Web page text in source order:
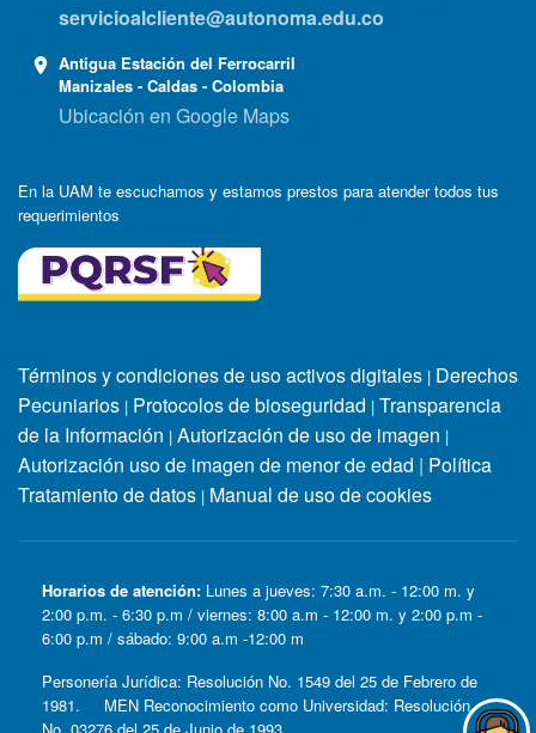
servicioalcliente@autonoma.edu.co
Antigua Estación del Ferrocarril
Manizales - Caldas - Colombia
Ubicación en Google Maps
En la UAM te escuchamos y estamos prestos para atender todos tus
requerimientos
Términos y condiciones de uso activos digitales | Derechos
Pecuniarios | Protocolos de bioseguridad | Transparencia
de la Información | Autorización de uso de imagen |
Autorización uso de imagen de menor de edad | Política
Tratamiento de datos | Manual de uso de cookies
Horarios de atención: Lunes a jueves: 7:30 a.m. - 12:00 m. y
2:00 p.m. - 6:30 p.m / viernes: 8:00 a.m - 12:00 m. y 2:00 p.m -
6:00 p.m / sábado: 9:00 a.m -12:00 m
Personería Jurídica: Resolución No. 1549 del 25 de Febrero de
1981. MEN Reconocimiento como Universidad: Resolución